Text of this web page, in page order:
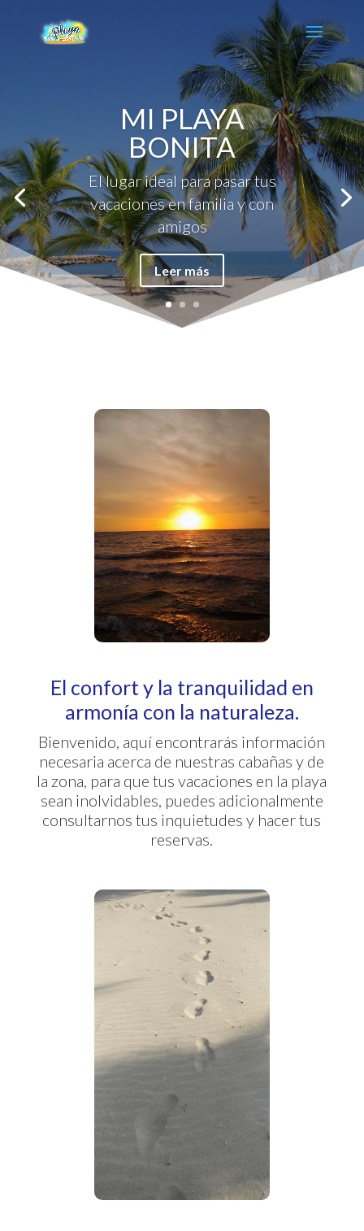
MI PLAYA
BONITA
El lugar ideal para pasar tus
vacaciones en familia y con
amigos
Leer más
El confort y la tranquilidad en
armonía con la naturaleza.
Bienvenido, aquí encontrarás información
necesaria acerca de nuestras cabañas y de
la zona, para que tus vacaciones en la playa
sean inolvidables, puedes adicionalmente
consultarnos tus inquietudes y hacer tus
reservas.